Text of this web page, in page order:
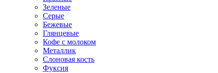
Зеленые
Серые
Бежевые
Глянцевые
Кофе с молоком
Металлик
Слоновая кость
Фуксия